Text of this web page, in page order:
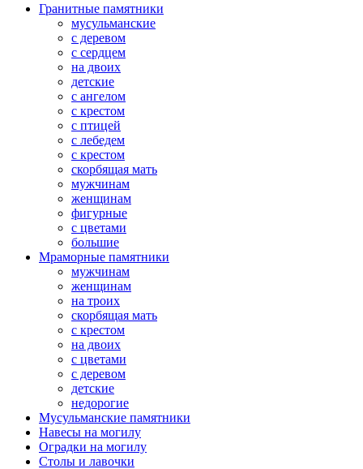
Гранитные памятники
мусульманские
с деревом
с сердцем
на двоих
детские
с ангелом
с крестом
с птицей
с лебедем
с крестом
скорбящая мать
мужчинам
женщинам
фигурные
с цветами
большие
Мраморные памятники
мужчинам
женщинам
на троих
скорбящая мать
с крестом
на двоих
с цветами
с деревом
детские
недорогие
Мусульманские памятники
Навесы на могилу
Оградки на могилу
Столы и лавочки